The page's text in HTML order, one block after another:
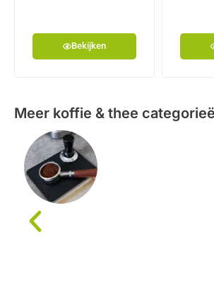
Bekijken
Meer koffie & thee